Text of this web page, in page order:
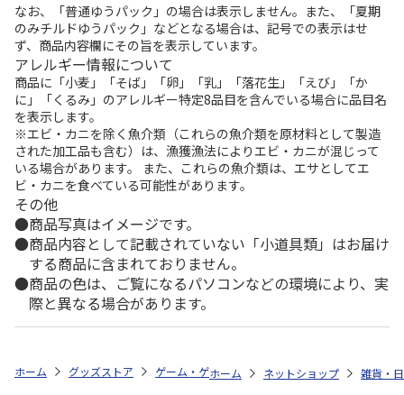
なお、「普通ゆうパック」の場合は表示しません。また、「夏期
のみチルドゆうパック」などとなる場合は、記号での表示はせ
ず、商品内容欄にその旨を表示しています。
アレルギー情報について
商品に「小麦」「そば」「卵」「乳」「落花生」「えび」「か
に」「くるみ」のアレルギー特定8品目を含んでいる場合に品目名
を表示します。
※エビ・カニを除く魚介類（これらの魚介類を原材料として製造
された加工品も含む）は、漁獲漁法によりエビ・カニが混じって
いる場合があります。 また、これらの魚介類は、エサとしてエ
ビ・カニを食べている可能性があります。
その他
商品写真はイメージです。
商品内容として記載されていない「小道具類」はお届け
する商品に含まれておりません。
商品の色は、ご覧になるパソコンなどの環境により、実
際と異なる場合があります。
ホーム グッズストア ゲーム・ゲームキャラクター 黎の軌跡II 創の
ホーム ネットショップ 雑貨・